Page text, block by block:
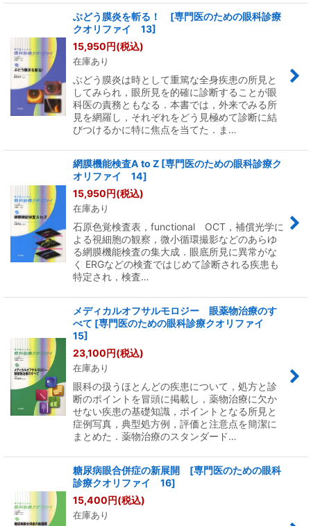
ぶどう膜炎を斬る！ [専門医のための眼科診療
クオリファイ 13]
15,950円(税込)
在庫あり
ぶどう膜炎は時として重篤な全身疾患の所見と
してみられ，眼所見を的確に診断することが眼
科医の責務ともなる．本書では，外来でみる所
見を網羅し，それぞれをどう見極めて診断に結
びつけるかに特に焦点を当てた．ま…
網膜機能検査A to Z [専門医のための眼科診療ク
オリファイ 14]
15,950円(税込)
在庫あり
石原色覚検査表，functional OCT，補償光学に
よる視細胞の観察，微小循環撮影などのあらゆ
る網膜機能検査の集大成．眼底所見に異常がな
く ERGなどの検査ではじめて診断される疾患も
特定され，検査…
メディカルオフサルモロジー 眼薬物治療のす
べて [専門医のための眼科診療クオリファイ
15]
23,100円(税込)
在庫あり
眼科の扱うほとんどの疾患について，処方と診
断のポイントを冒頭に掲載し，薬物治療に欠か
せない疾患の基礎知識，ポイントとなる所見と
症例写真，典型処方例，評価と注意点を簡潔に
まとめた．薬物治療のスタンダード…
糖尿病眼合併症の新展開 [専門医のための眼科
診療クオリファイ 16]
15,400円(税込)
在庫あり